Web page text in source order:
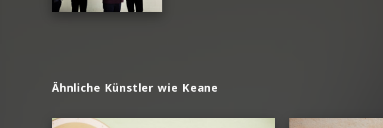
Ähnliche Künstler wie Keane